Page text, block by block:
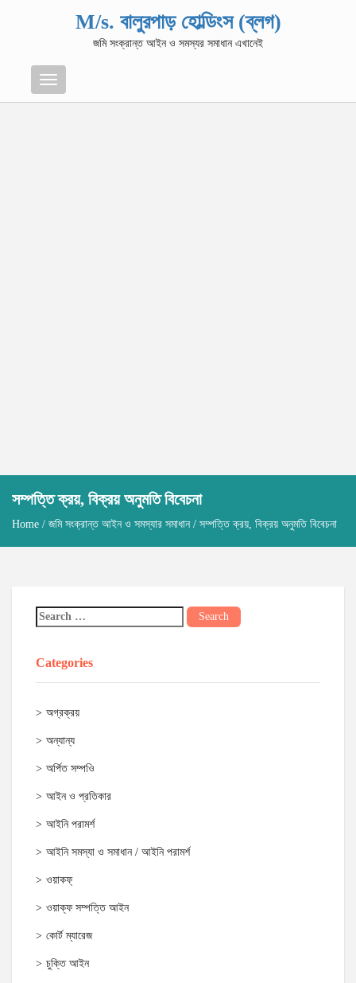
M/s. বালুরপাড় হোল্ডিংস (ব্লগ)
জমি সংক্রান্ত আইন ও সমস্যর সমাধান এখানেই
Menu
সম্পত্তি ক্রয়, বিক্রয় অনুমতি বিবেচনা
Home / জমি সংক্রান্ত আইন ও সমস্যার সমাধান/ সম্পত্তি ক্রয়, বিক্রয় অনুমতি বিবেচনা
Categories
অগ্রক্রয়
অন্যান্য
অর্পিত সম্পওি
আইন ও প্রতিকার
আইনি পরামর্শ
আইনি সমস্যা ও সমাধান / আইনি পরামর্শ
ওয়াকফ্
ওয়াক্‌ফ সম্পত্তি আইন
কোর্ট ম্যারেজ
চুক্তি আইন